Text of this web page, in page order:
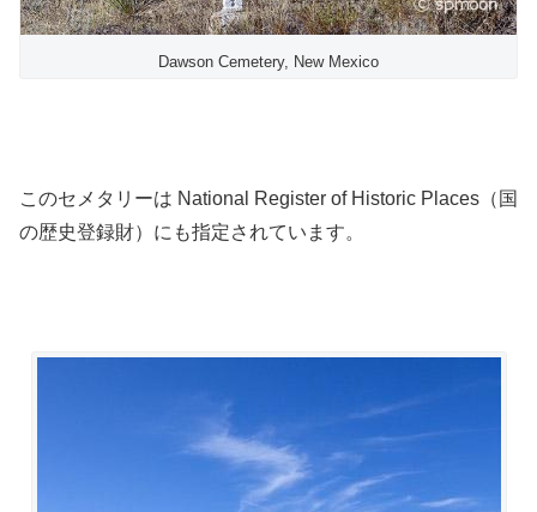
Dawson Cemetery, New Mexico
このセメタリーは National Register of Historic Places（国
の歴史登録財）にも指定されています。